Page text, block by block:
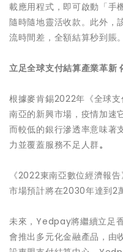
載應用程式，即可啟動「手
隨時隨地靈活收款。此外，
流時間差，全額結算秒到賬。
立足全球支付結算產業革新
根據麥肯錫2022年《全球支
南亞的新興市場，疫情加速
而較低的銀行滲透率意味著
力並覆蓋服務不足人群。
《2022東南亞數位經濟報
市場預計將在2030年達到2
未來，Yedpay將繼續立足
會推出多元化金融產品，由